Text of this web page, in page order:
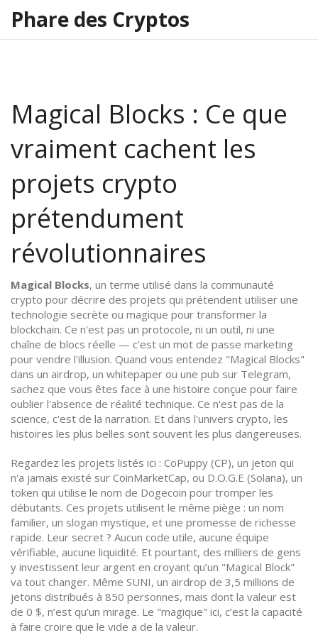
Phare des Cryptos
Magical Blocks : Ce que
vraiment cachent les
projets crypto
prétendument
révolutionnaires
Magical Blocks, un terme utilisé dans la communauté
crypto pour décrire des projets qui prétendent utiliser une
technologie secrète ou magique pour transformer la
blockchain. Ce n'est pas un protocole, ni un outil, ni une
chaîne de blocs réelle — c'est un mot de passe marketing
pour vendre l'illusion. Quand vous entendez "Magical Blocks"
dans un airdrop, un whitepaper ou une pub sur Telegram,
sachez que vous êtes face à une histoire conçue pour faire
oublier l'absence de réalité technique. Ce n'est pas de la
science, c'est de la narration. Et dans l'univers crypto, les
histoires les plus belles sont souvent les plus dangereuses.
Regardez les projets listés ici : CoPuppy (CP), un jeton qui
n'a jamais existé sur CoinMarketCap, ou D.O.G.E (Solana), un
token qui utilise le nom de Dogecoin pour tromper les
débutants. Ces projets utilisent le même piège : un nom
familier, un slogan mystique, et une promesse de richesse
rapide. Leur secret ? Aucun code utile, aucune équipe
vérifiable, aucune liquidité. Et pourtant, des milliers de gens
y investissent leur argent en croyant qu’un "Magical Block"
va tout changer. Même SUNI, un airdrop de 3,5 millions de
jetons distribués à 850 personnes, mais dont la valeur est
de 0 $, n’est qu’un mirage. Le "magique" ici, c’est la capacité
à faire croire que le vide a de la valeur.